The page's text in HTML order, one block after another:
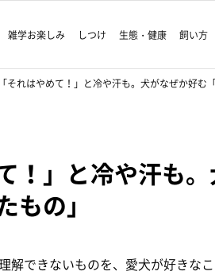
雑学お楽しみ しつけ 生態・健康 飼い方
それはやめて！」と冷や汗も。犬がなぜか好む
！」と冷や汗も
の」
解できないものを、愛犬が好きな